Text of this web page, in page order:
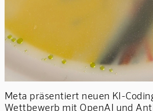
Meta präsentiert neuen KI-
Wettbewerb mit OpenAI und